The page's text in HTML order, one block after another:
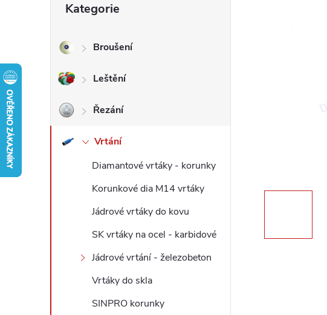
s
r
kategorie
Kategorie
Broušení
Leštění
Řezání
Vrtání
Diamantové vrtáky - korunky
Korunkové dia M14 vrtáky
Jádrové vrtáky do kovu
SK vrtáky na ocel - karbidové
Jádrové vrtání - železobeton
Vrtáky do skla
SINPRO korunky